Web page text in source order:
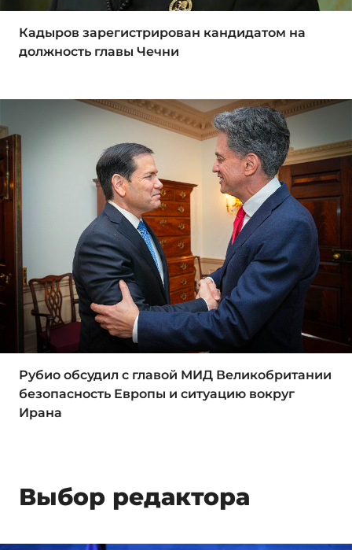
Кадыров зарегистрирован кандидатом на
должность главы Чечни
Рубио обсудил с главой МИД Великобритании
безопасность Европы и ситуацию вокруг
Ирана
Выбор редактора